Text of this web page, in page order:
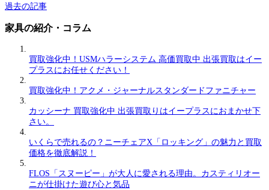
過去の記事
家具の紹介・コラム
買取強化中！USMハラーシステム 高価買取中 出張買取はイー
プラスにお任せください！
買取強化中！アクメ・ジャーナルスタンダードファニチャー
カッシーナ 買取強化中 出張買取りはイープラスにおまかせ下
さい。
いくらで売れるの？ニーチェアX「ロッキング」の魅力と買取
価格を徹底解説！
FLOS「スヌーピー」が大人に愛される理由。カスティリオー
ニが仕掛けた遊び心と気品